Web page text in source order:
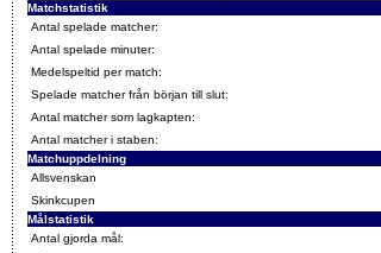
Matchstatistik
Antal spelade matcher:
Antal spelade minuter:
Medelspeltid per match:
Spelade matcher från början till slut:
Antal matcher som lagkapten:
Antal matcher i staben:
Matchuppdelning
Allsvenskan
Skinkcupen
Målstatistik
Antal gjorda mål: